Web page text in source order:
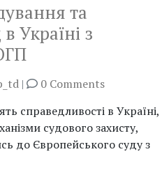
та
Україні з
|
0 Comments
справедливості в Україні,
судового захисту,
до Європейського суду з